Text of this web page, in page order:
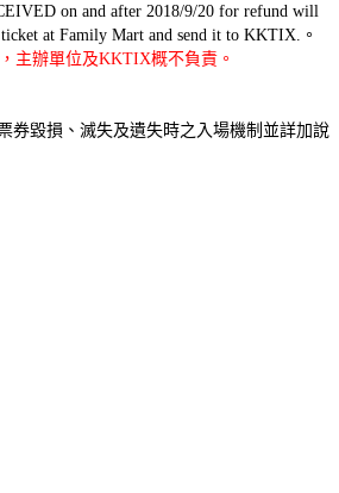
on and after 2018/9/20 for refund will
at Family Mart and send it to KKTIX.。
主辦單位及KKTIX概不負責。
券毀損、滅失及遺失時之入場機制並詳加說